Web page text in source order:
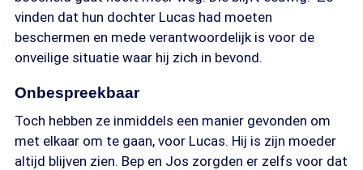
vinden dat hun dochter Lucas had moeten
beschermen en mede verantwoordelijk is voor de
onveilige situatie waar hij zich in bevond.
Onbespreekbaar
Toch hebben ze inmiddels een manier gevonden om
met elkaar om te gaan, voor Lucas. Hij is zijn moeder
altijd blijven zien. Bep en Jos zorgden er zelfs voor dat